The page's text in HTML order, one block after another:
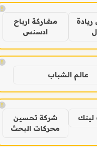
!
ريادة
مشاركة ارباح
ادسنس
!
عالم الشباب
!
لينك
شركة تحسين
محركات البحث